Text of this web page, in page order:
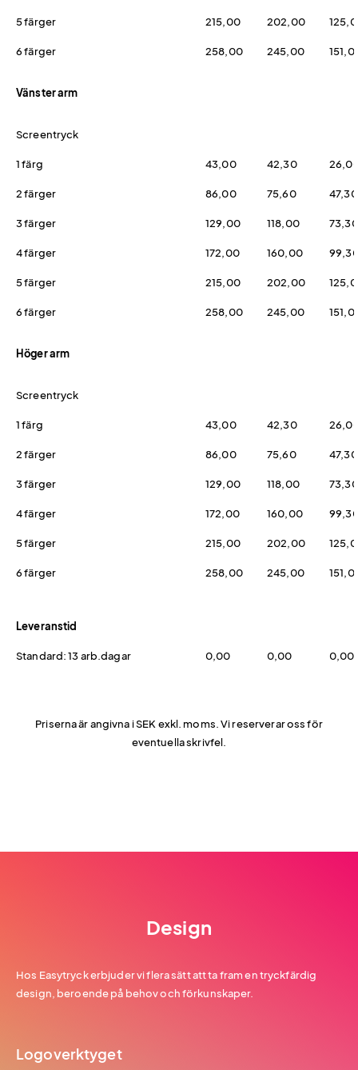
5 färger 215,00 202,00
6 färger 258,00 245,00
Vänster arm
Screentryck
1 färg 43,00 42,30
2 färger 86,00 75,60 47,30
3 färger 129,00 118,00 73,30
4 färger 172,00 160,00
5 färger 215,00 202,00
6 färger 258,00 245,00
Höger arm
Screentryck
1 färg 43,00 42,30
2 färger 86,00 75,60 47,30
3 färger 129,00 118,00 73,30
4 färger 172,00 160,00
5 färger 215,00 202,00
6 färger 258,00 245,00
Leveranstid
Standard: 13 arb.dagar 0,00 0,00 0,00
Priserna är angivna i SEK exkl. moms. Vi reserverar oss för
eventuella skrivfel.
Design
Hos Easytryck erbjuder vi flera sätt att ta fram en tryckfärdig
design, beroende på behov och förkunskaper.
Logoverktyget